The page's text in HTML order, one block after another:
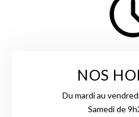
NOS
Du mardi au
Samedi de